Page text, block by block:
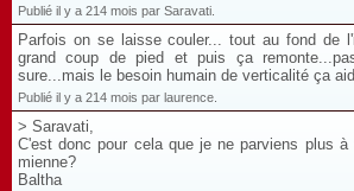
Publié il y a 214 mois par Saravati.
Parfois on se laisse couler... tout au fond de
grand coup de pied et puis ça
sure...mais le besoin humain de verticalité ça
Publié il y a 214 mois par laurence.
> Saravati,
C'est donc pour cela que je ne parviens plus
mienne?
Baltha